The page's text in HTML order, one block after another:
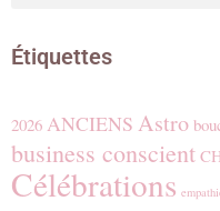
Étiquettes
2026 ANCIENS Astro
business conscient
Célébrations